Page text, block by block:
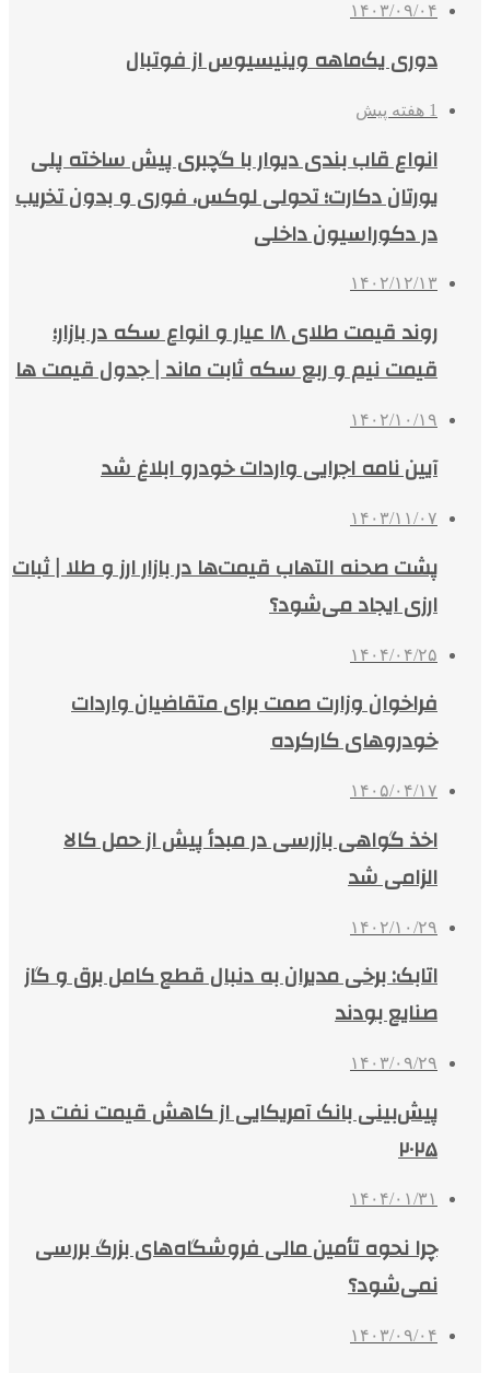
۱۴۰۳/۰۹/۰۴
دوری یک‌ماهه وینیسیوس از فوتبال
1 هفته پیش
انواع قاب بندی دیوار با گچبری پیش ساخته پلی
یورتان دکارت؛ تحولی لوکس، فوری و بدون تخریب
در دکوراسیون داخلی
۱۴۰۲/۱۲/۱۳
روند قیمت طلای ۱۸ عیار و انواع سکه در بازار؛
قیمت نیم و ربع سکه ثابت ماند | جدول قیمت ها
۱۴۰۲/۱۰/۱۹
آیین نامه اجرایی واردات خودرو ابلاغ شد
۱۴۰۳/۱۱/۰۷
پشت صحنه التهاب قیمت‌ها در بازار ارز و طلا | ثبات
ارزی ایجاد می‌شود؟
۱۴۰۴/۰۴/۲۵
فراخوان وزارت صمت برای متقاضیان واردات
خودروهای کارکرده
۱۴۰۵/۰۴/۱۷
اخذ گواهی بازرسی در مبدأ پیش از حمل کالا
الزامی شد
۱۴۰۲/۱۰/۲۹
اتابک: برخی مدیران به دنبال قطع کامل برق و گاز
صنایع بودند
۱۴۰۳/۰۹/۲۹
پیش‌بینی بانک آمریکایی از کاهش قیمت نفت در
۲۰۲۵
۱۴۰۴/۰۱/۳۱
چرا نحوه تأمین مالی فروشگاه‌های بزرگ بررسی
نمی‌شود؟
۱۴۰۳/۰۹/۰۴